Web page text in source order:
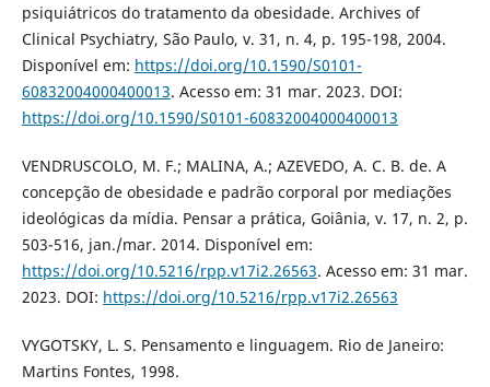
psiquiátricos do tratamento da obesidade. Archives of
Clinical Psychiatry, São Paulo, v. 31, n. 4, p. 195-198, 2004.
Disponível em: https://doi.org/10.1590/S0101-
60832004000400013. Acesso em: 31 mar. 2023. DOI:
https://doi.org/10.1590/S0101-60832004000400013
VENDRUSCOLO, M. F.; MALINA, A.; AZEVEDO, A. C. B. de. A
concepção de obesidade e padrão corporal por mediações
ideológicas da mídia. Pensar a prática, Goiânia, v. 17, n. 2, p.
503-516, jan./mar. 2014. Disponível em:
https://doi.org/10.5216/rpp.v17i2.26563. Acesso em: 31 mar.
2023. DOI: https://doi.org/10.5216/rpp.v17i2.26563
VYGOTSKY, L. S. Pensamento e linguagem. Rio de Janeiro:
Martins Fontes, 1998.